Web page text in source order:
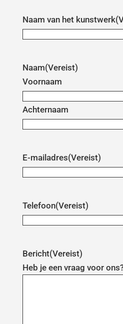
Naam van het kunstwerk
Naam(Vereist)
Voornaam
Achternaam
E-mailadres(Vereist)
Telefoon(Vereist)
Bericht(Vereist)
Heb je een vraag voor